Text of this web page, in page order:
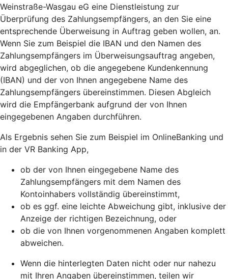
Weinstraße-Wasgau eG eine Dienstleistung zur
Überprüfung des Zahlungsempfängers, an den Sie eine
entsprechende Überweisung in Auftrag geben wollen, an.
Wenn Sie zum Beispiel die IBAN und den Namen des
Zahlungsempfängers im Überweisungsauftrag angeben,
wird abgeglichen, ob die angegebene Kundenkennung
(IBAN) und der von Ihnen angegebene Name des
Zahlungsempfängers übereinstimmen. Diesen Abgleich
wird die Empfängerbank aufgrund der von Ihnen
eingegebenen Angaben durchführen.
Als Ergebnis sehen Sie zum Beispiel im OnlineBanking und
in der VR Banking App,
ob der von Ihnen eingegebene Name des
Zahlungsempfängers mit dem Namen des
Kontoinhabers vollständig übereinstimmt,
ob es ggf. eine leichte Abweichung gibt, inklusive der
Anzeige der richtigen Bezeichnung, oder
ob die von Ihnen vorgenommenen Angaben komplett
abweichen.
Wenn die hinterlegten Daten nicht oder nur nahezu
mit Ihren Angaben übereinstimmen, teilen wir